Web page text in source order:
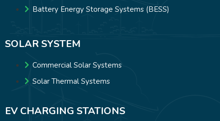
Battery Energy Storage Systems (BESS)
SOLAR SYSTEM
Commercial Solar Systems
Solar Thermal Systems
EV CHARGING STATIONS